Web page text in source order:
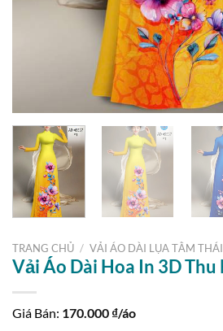
TRANG CHỦ / VẢI ÁO DÀI LỤA TẰM THÁI
Vải Áo Dài Hoa In 3D
Giá Bán: 170.000 ₫/áo